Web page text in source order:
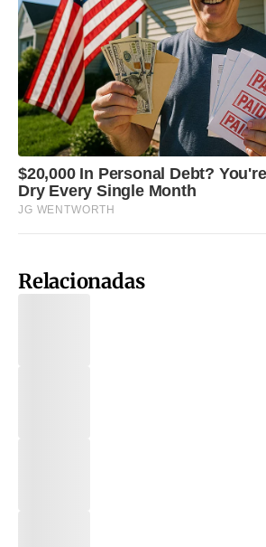
Relacionadas